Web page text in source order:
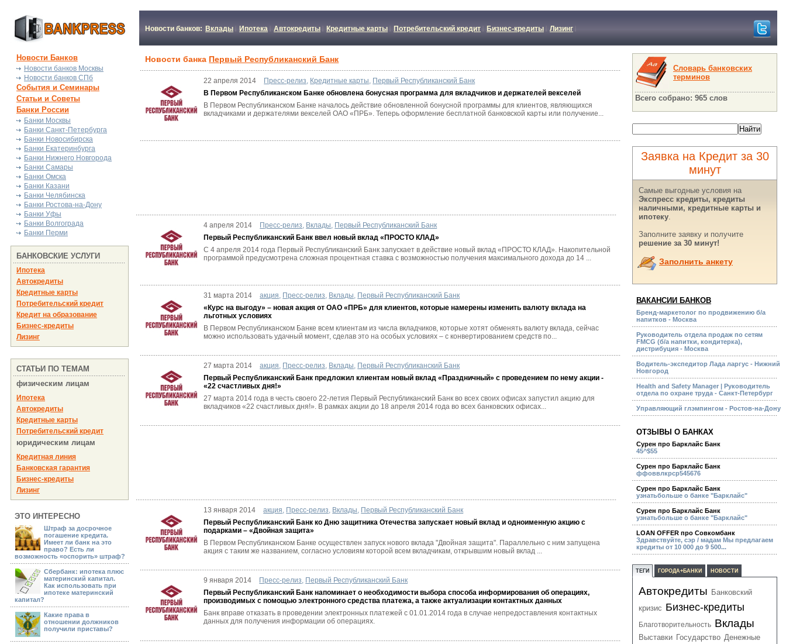
Новости банков: Вклады Ипотека Автокредиты Кредитные карты Потребительский кредит Бизнес-кредиты Лизинг
Новости Банков
Новости банков Москвы
Новости банков СПб
События и Семинары
Статьи и Советы
Банки России
Банки Москвы
Банки Санкт-Петербурга
Банки Новосибирска
Банки Екатеринбурга
Банки Нижнего Новгорода
Банки Самары
Банки Омска
Банки Казани
Банки Челябинска
Банки Ростова-на-Дону
Банки Уфы
Банки Волгограда
Банки Перми
БАНКОВСКИЕ УСЛУГИ
Ипотека
Автокредиты
Кредитные карты
Потребительский кредит
Кредит на образование
Бизнес-кредиты
Лизинг
СТАТЬИ ПО ТЕМАМ
физическим лицам
Ипотека
Автокредиты
Кредитные карты
Потребительский кредит
юридическим лицам
Кредитная линия
Банковская гарантия
Бизнес-кредиты
Лизинг
ЭТО ИНТЕРЕСНО
Штраф за досрочное
погашение кредита.
Имеет ли банк на это
право? Есть ли
возможность «оспорить» штраф?
Сбербанк: ипотека плюс
материнский капитал.
Как использовать при
ипотеке материнский
капитал?
Какие права в
отношении должников
получили приставы?
Новости банка Первый Республиканский Банк
22 апреля 2014 Пресс-релиз, Кредитные карты, Первый Республиканский Банк
В Первом Республиканском Банке обновлена бонусная программа для вкладчиков и держателей векселей
В Первом Республиканском Банке началось действие обновленной бонусной программы для клиентов, являющихся
вкладчиками и держателями векселей ОАО «ПРБ». Теперь оформление бесплатной банковской карты или получение...
4 апреля 2014 Пресс-релиз, Вклады, Первый Республиканский Банк
Первый Республиканский Банк ввел новый вклад «ПРОСТО КЛАД»
С 4 апреля 2014 года Первый Республиканский Банк запускает в действие новый вклад «ПРОСТО КЛАД». Накопительной
программой предусмотрена сложная процентная ставка с возможностью получения максимального дохода до 14 ...
31 марта 2014 акция, Пресс-релиз, Вклады, Первый Республиканский Банк
«Курс на выгоду» – новая акция от ОАО «ПРБ» для клиентов, которые намерены изменить валюту вклада на
льготных условиях
В Первом Республиканском Банке всем клиентам из числа вкладчиков, которые хотят обменять валюту вклада, сейчас
можно использовать удачный момент, сделав это на особых условиях – с конвертированием средств по...
27 марта 2014 акция, Пресс-релиз, Вклады, Первый Республиканский Банк
Первый Республиканский Банк предложил клиентам новый вклад «Праздничный» с проведением по нему акции -
«22 счастливых дня!»
27 марта 2014 года в честь своего 22-летия Первый Республиканский Банк во всех своих офисах запустил акцию для
вкладчиков «22 счастливых дня!». В рамках акции до 18 апреля 2014 года во всех банковских офисах...
13 января 2014 акция, Пресс-релиз, Вклады, Первый Республиканский Банк
Первый Республиканский Банк ко Дню защитника Отечества запускает новый вклад и одноименную акцию с
подарками – «Двойная защита»
В Первом Республиканском Банке осуществлен запуск нового вклада "Двойная защита". Параллельно с ним запущена
акция с таким же названием, согласно условиям которой всем вкладчикам, открывшим новый вклад ...
9 января 2014 Пресс-релиз, Первый Республиканский Банк
Первый Республиканский Банк напоминает о необходимости выбора способа информирования об операциях,
производимых с помощью электронного средства платежа, а также актуализации контактных данных
Банк вправе отказать в проведении электронных платежей с 01.01.2014 года в случае непредоставления контактных
данных для получения информации об операциях.
Словарь банковских
терминов
Всего собрано: 965 слов
Заявка на Кредит за 30
минут
Самые выгодные условия на
Экспресс кредиты, кредиты
наличными, кредитные карты и
ипотеку.
Заполните заявку и получите
решение за 30 минут!
Заполнить анкету
ВАКАНСИИ БАНКОВ
Бренд-маркетолог по продвижению б/а
напитков - Москва
Руководитель отдела продаж по сетям
FMCG (б/а напитки, кондитерка),
дистрибуция - Москва
Водитель-экспедитор Лада ларгус - Нижний
Новгород
Health and Safety Manager | Руководитель
отдела по охране труда - Санкт-Петербург
Управляющий глэмпингом - Ростов-на-Дону
ОТЗЫВЫ О БАНКАХ
Сурен про Барклайс Банк
45^$55
Сурен про Барклайс Банк
ффоввлкрср545676
Сурен про Барклайс Банк
узнатьбольше о банке "Барклайс"
Сурен про Барклайс Банк
узнатьбольше о банке "Барклайс"
LOAN OFFER про Совкомбанк
Здравствуйте, сэр / мадам Мы предлагаем
кредиты от 10 000 до 9 500...
ТЕГИ ГОРОДА+БАНКИ НОВОСТИ
Автокредиты Банковский
кризис Бизнес-кредиты
Благотворительность Вклады
Выставки Государство Денежные